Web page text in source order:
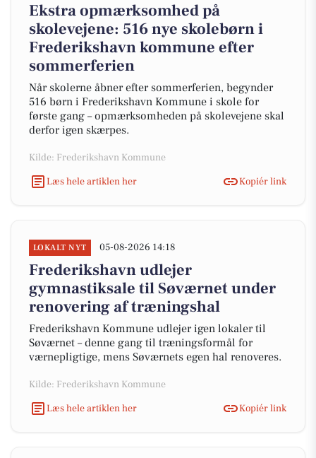
Ekstra opmærksomhed på
skolevejene: 516 nye skolebørn i
Frederikshavn kommune efter
sommerferien
Når skolerne åbner efter sommerferien, begynder
516 børn i Frederikshavn Kommune i skole for
første gang – opmærksomheden på skolevejene skal
derfor igen skærpes.
Kilde: Frederikshavn Kommune
Læs hele artiklen her
Kopiér link
LOKALT NYT 05-08-2026 14:18
Frederikshavn udlejer
gymnastiksale til Søværnet under
renovering af træningshal
Frederikshavn Kommune udlejer igen lokaler til
Søværnet – denne gang til træningsformål for
værnepligtige, mens Søværnets egen hal renoveres.
Kilde: Frederikshavn Kommune
Læs hele artiklen her
Kopiér link